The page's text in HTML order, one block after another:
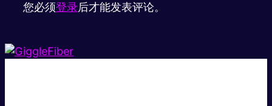
您必须登录后才能发表评论。